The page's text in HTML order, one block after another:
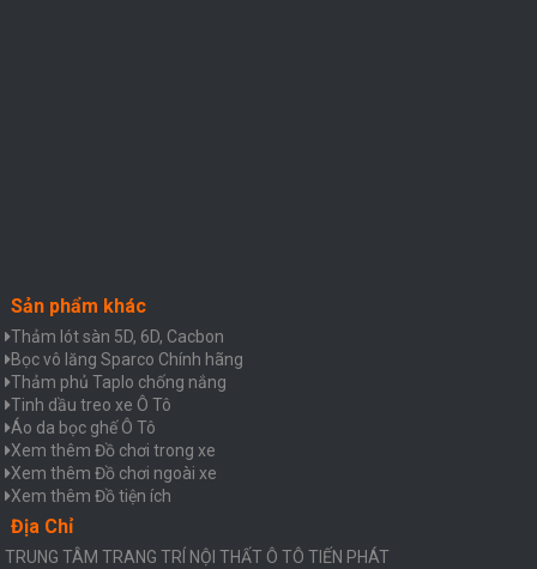
Sản phẩm khác
Thảm lót sàn 5D, 6D, Cacbon
Bọc vô lăng Sparco Chính hãng
Thảm phủ Taplo chống nắng
Tinh dầu treo xe Ô Tô
Áo da bọc ghế Ô Tô
Xem thêm Đồ chơi trong xe
Xem thêm Đồ chơi ngoài xe
Xem thêm Đồ tiện ích
Địa Chỉ
TRUNG TÂM TRANG TRÍ NỘI THẤT Ô TÔ TIẾN PHÁT